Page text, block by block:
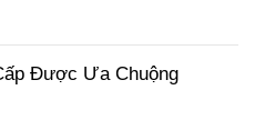
Được Ưa Chuộng